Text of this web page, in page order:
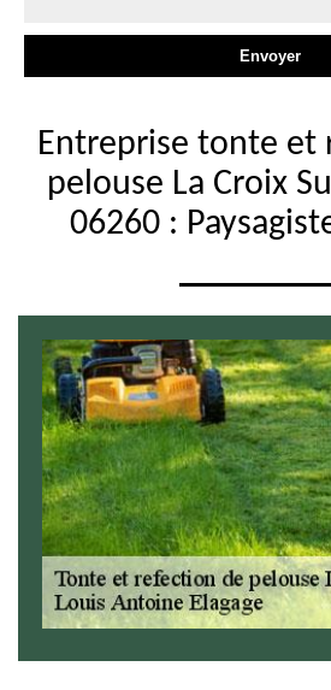
Entreprise tonte et
pelouse La Croix
06260 :